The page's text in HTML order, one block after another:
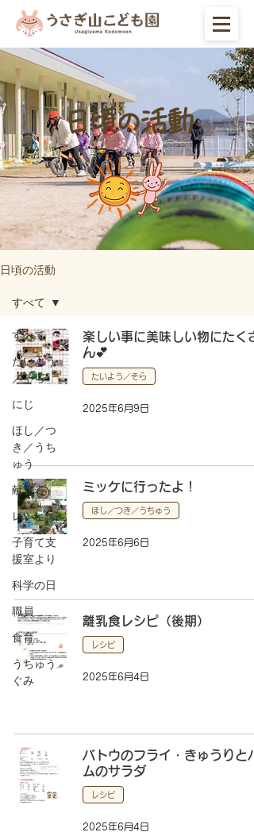
日頃の活動
日頃の活動
すべて
たいよう
／そら
にじ
ほし／つ
き／うち
ゅう
献立表
レシピ
子育て支
援室より
科学の日
職員
食育
うちゅう
ぐみ
すべて
楽しい事に美味しい物にたくさ
ん💕
たいよう／そら
2025年6月9日
ミッケに行ったよ！
ほし／つき／うちゅう
2025年6月6日
離乳食レシピ（後期）
レシピ
2025年6月4日
バトウのフライ・きゅうりとハ
ムのサラダ
レシピ
2025年6月4日